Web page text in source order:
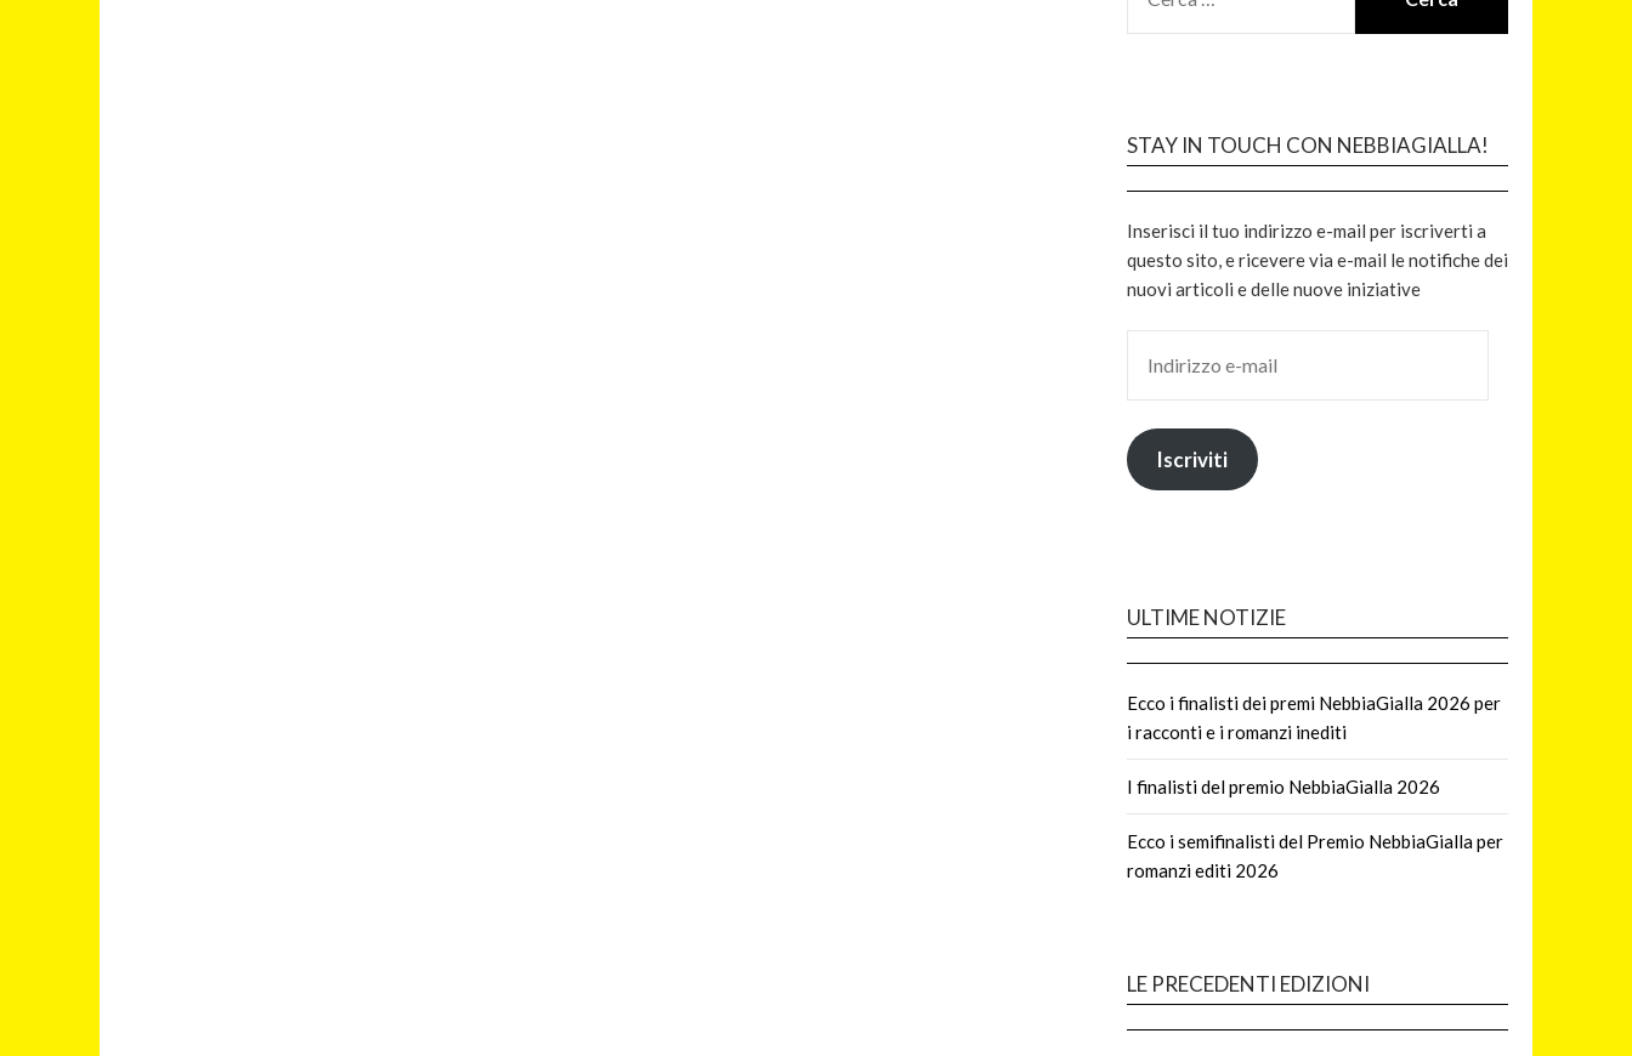
STAY IN TOUCH CON NEBBIAGIALLA!
Inserisci il tuo indirizzo e-mail per iscriverti a
questo sito, e ricevere via e-mail le notifiche dei
nuovi articoli e delle nuove iniziative
Iscriviti
ULTIME NOTIZIE
Ecco i finalisti dei premi NebbiaGialla 2026 per
i racconti e i romanzi inediti
I finalisti del premio NebbiaGialla 2026
Ecco i semifinalisti del Premio NebbiaGialla per
romanzi editi 2026
LE PRECEDENTI EDIZIONI